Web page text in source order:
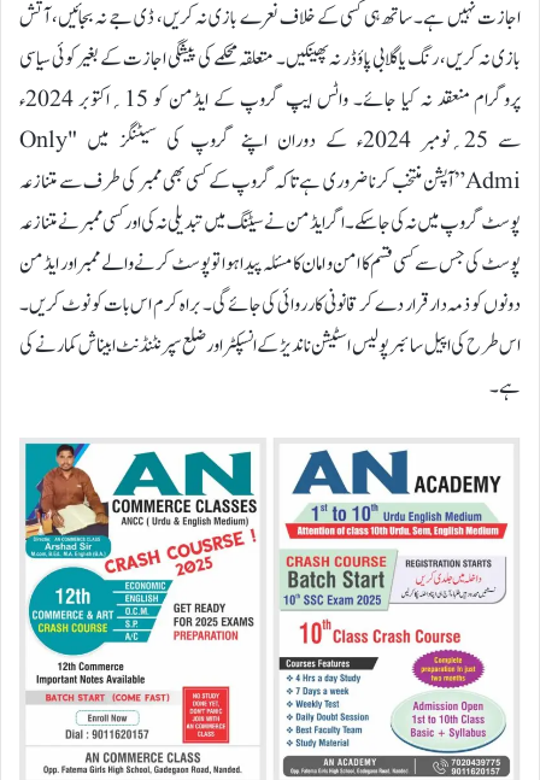
اجازت نہیں ہے۔ ساتھ ہی کسی کے خلاف نعرے بازی نہ کریں، ڈی جے نہ بجائیں، آتش
بازی نہ کریں، رنگ یا گلابی پاؤڈر نہ پھینکیں۔ متعلقہ محکمے کی پیشگی اجازت کے بغیر کوئی سیاسی
پروگرام منعقد نہ کیا جائے۔ واٹس ایپ گروپ کے ایڈمن کو 15؍اکتوبر 2024ء
سے 25؍نومبر 2024ء کے دوران اپنے گروپ کی سیٹنگز میں "Only
Admi”آپشن منتخب کرنا ضروری ہے تاکہ گروپ کے کسی بھی ممبر کی طرف سے متنازعہ
پوسٹ گروپ میں نہ کی جا سکے۔ اگر ایڈمن نے سیٹنگ میں تبدیلی نہ کی اور کسی ممبر نے متنازعہ
پوسٹ کی جس سے کسی قسم کا امن و امان کا مسئلہ پیدا ہوا تو پوسٹ کرنے والے ممبر اور ایڈمن
دونوں کو ذمہ دار قرار دے کر قانونی کارروائی کی جائے گی۔ براہ کرم اس بات کو نوٹ کریں۔
اس طرح کی اپیل سائبر پولیس اسٹیشن ناندیڑ کے انسپکٹر اور ضلع سپرنٹنڈنٹ ابیناش کمار نے کی
ہے۔